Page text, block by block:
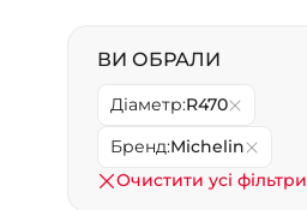
ВИ ОБРАЛИ
Діаметр:R470
Бренд:Michelin
Очистити усі фільтри